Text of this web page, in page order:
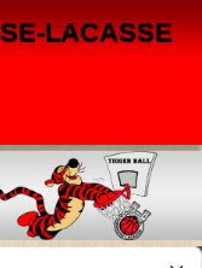
LACASSE